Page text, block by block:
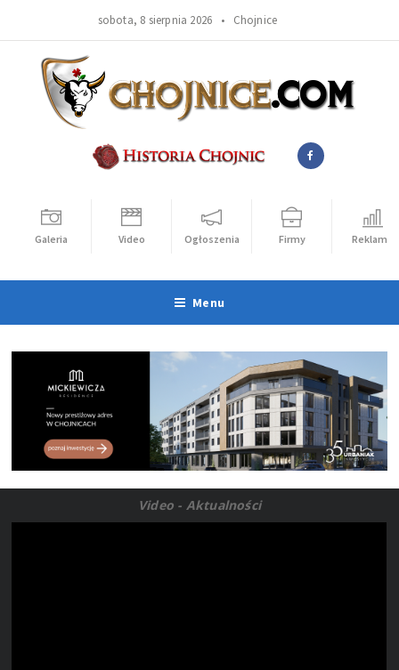
sobota, 8 sierpnia 2026 • Chojnice
Galeria Video Ogłoszenia Firmy Reklama
Menu
Video - Aktualności